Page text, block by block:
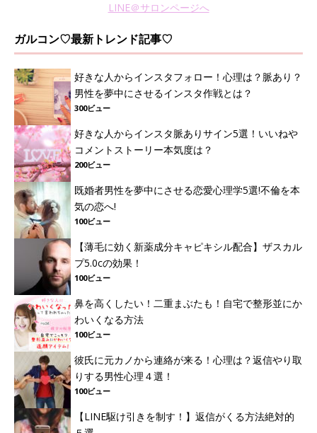
LINE＠サロンページへ
ガルコン♡最新トレンド記事♡
好きな人からインスタフォロー！心理は？脈あり？
男性を夢中にさせるインスタ作戦とは？
300ビュー
好きな人からインスタ脈ありサイン5選！いいねや
コメントストーリー本気度は？
200ビュー
既婚者男性を夢中にさせる恋愛心理学5選!不倫を本
気の恋へ!
100ビュー
【薄毛に効く新薬成分キャピキシル配合】ザスカル
プ5.0cの効果！
100ビュー
鼻を高くしたい！二重まぶたも！自宅で整形並にか
わいくなる方法
100ビュー
彼氏に元カノから連絡が来る！心理は？返信やり取
りする男性心理４選！
100ビュー
【LINE駆け引きを制す！】返信がくる方法絶対的